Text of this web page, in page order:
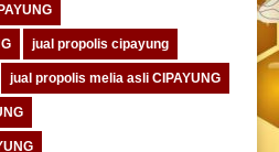
jual propolis cipayung
jual propolis melia asli CIPAYUNG